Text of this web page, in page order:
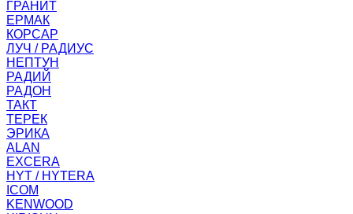
ГРАНИТ
ЕРМАК
КОРСАР
ЛУЧ / РАДИУС
НЕПТУН
РАДИЙ
РАДОН
ТАКТ
ТЕРЕК
ЭРИКА
ALAN
EXCERA
HYT / HYTERA
ICOM
KENWOOD